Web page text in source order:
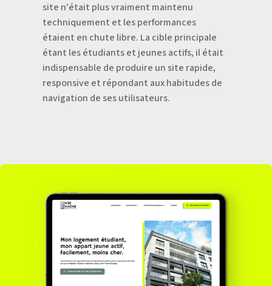
site n'était plus vraiment maintenu
techniquement et les performances
étaient en chute libre. La cible principale
étant les étudiants et jeunes actifs, il était
indispensable de produire un site rapide,
responsive et répondant aux habitudes de
navigation de ses utilisateurs.